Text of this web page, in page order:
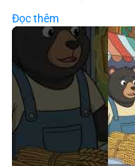
điều kiện địa hình.
lâm nghiệp tối ưu
🎥 Xem video trực tiếp
Nguồn: Cú Thông Thái
Đọc thêm